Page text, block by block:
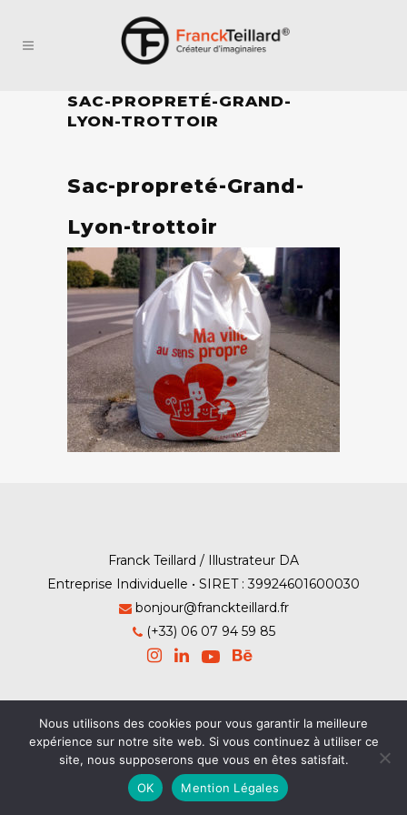
SAC-PROPRETÉ-GRAND-
LYON-TROTTOIR
Sac-propreté-Grand-
Lyon-trottoir
Franck Teillard / Illustrateur DA
Entreprise Individuelle • SIRET : 39924601600030
bonjour@franckteillard.fr
(+33) 06 07 94 59 85
Mention Légales -Contact
© Franck Teillard 2026
Nous utilisons des cookies pour vous garantir la meilleure
expérience sur notre site web. Si vous continuez à utiliser ce
site, nous supposerons que vous en êtes satisfait.
OK
Mention Légales